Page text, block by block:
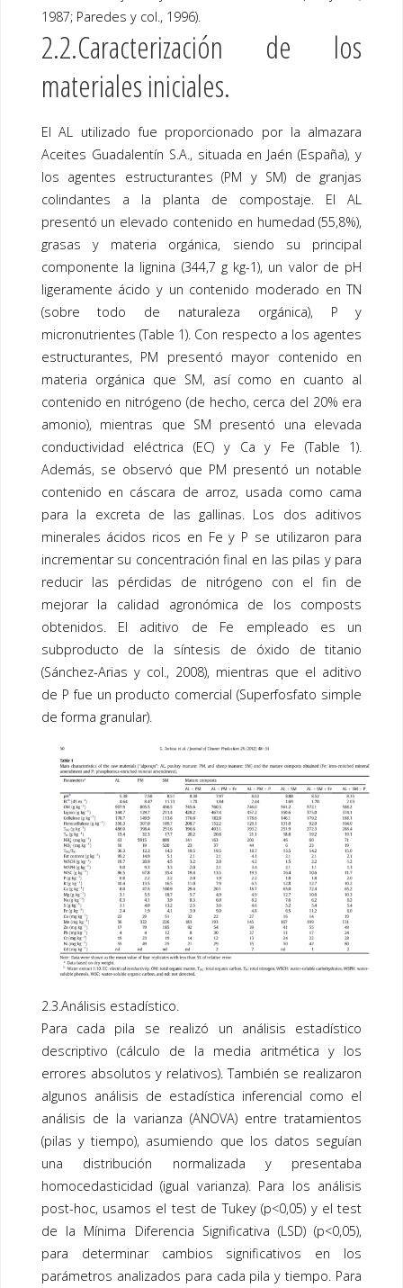
1987; Paredes y col., 1996).
2.2.Caracterización de los
materiales iniciales.
El AL utilizado fue proporcionado por la almazara
Aceites Guadalentín S.A., situada en Jaén (España), y
los agentes estructurantes (PM y SM) de granjas
colindantes a la planta de compostaje. El AL
presentó un elevado contenido en humedad (55,8%),
grasas y materia orgánica, siendo su principal
componente la lignina (344,7 g kg-1), un valor de pH
ligeramente ácido y un contenido moderado en TN
(sobre todo de naturaleza orgánica), P y
micronutrientes (Table 1). Con respecto a los agentes
estructurantes, PM presentó mayor contenido en
materia orgánica que SM, así como en cuanto al
contenido en nitrógeno (de hecho, cerca del 20% era
amonio), mientras que SM presentó una elevada
conductividad eléctrica (EC) y Ca y Fe (Table 1).
Además, se observó que PM presentó un notable
contenido en cáscara de arroz, usada como cama
para la excreta de las gallinas. Los dos aditivos
minerales ácidos ricos en Fe y P se utilizaron para
incrementar su concentración final en las pilas y para
reducir las pérdidas de nitrógeno con el fin de
mejorar la calidad agronómica de los composts
obtenidos. El aditivo de Fe empleado es un
subproducto de la síntesis de óxido de titanio
(Sánchez-Arias y col., 2008), mientras que el aditivo
de P fue un producto comercial (Superfosfato simple
de forma granular).
2.3.Análisis estadístico.
Para cada pila se realizó un análisis estadístico
descriptivo (cálculo de la media aritmética y los
errores absolutos y relativos). También se realizaron
algunos análisis de estadística inferencial como el
análisis de la varianza (ANOVA) entre tratamientos
(pilas y tiempo), asumiendo que los datos seguían
una distribución normalizada y presentaba
homocedasticidad (igual varianza). Para los análisis
post-hoc, usamos el test de Tukey (p<0,05) y el test
de la Mínima Diferencia Significativa (LSD) (p<0,05),
para determinar cambios significativos en los
parámetros analizados para cada pila y tiempo. Para